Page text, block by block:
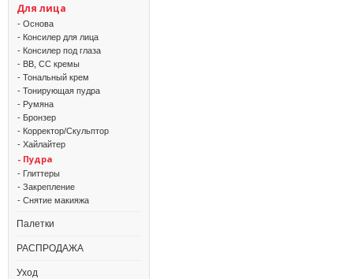
Для лица
- Основа
- Консилер для лица
- Консилер под глаза
- BB, CC кремы
- Тональный крем
- Тонирующая пудра
- Румяна
- Бронзер
- Корректор/Скульптор
- Хайлайтер
- Пудра
- Глиттеры
- Закрепление
- Снятие макияжа
Палетки
РАСПРОДАЖА
Уход